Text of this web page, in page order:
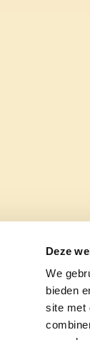
Deze
We
bieden
site met